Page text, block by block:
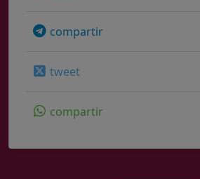
compartir
tweet
compartir